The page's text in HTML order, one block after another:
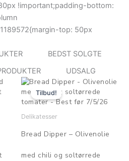
!important;padding-bottom:
top: 50px
BEDST SOLGTE
UDSALG
Tilbud!
Delikatesser
Bread Dipper – Olivenolie
med chili og soltørrede
Den
oprindelige
pris
var:
90,00 kr..
Den
aktuelle
pris
er: